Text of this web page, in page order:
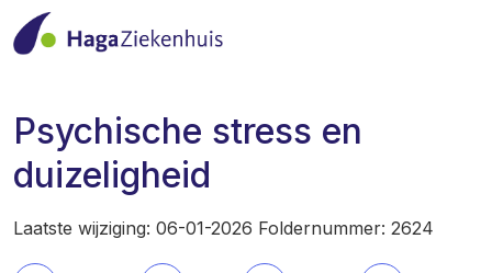
Psychische stress en
duizeligheid
Laatste wijziging: 06-01-2026 Foldernummer: 2624